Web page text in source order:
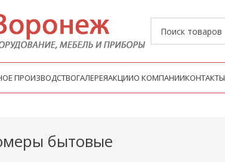
ПРОИЗВОДСТВОГАЛЕРЕЯАКЦИИО КОМПАНИИКОНТАКТЫ
бытовые